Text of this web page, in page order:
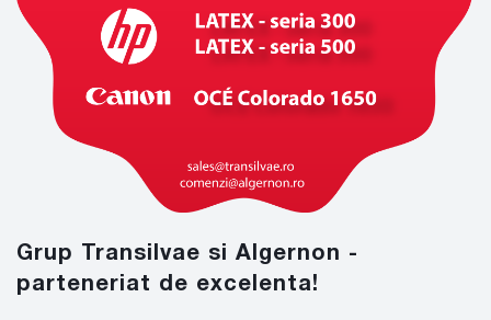
Grup Transilvae si Algernon -
parteneriat de excelenta!